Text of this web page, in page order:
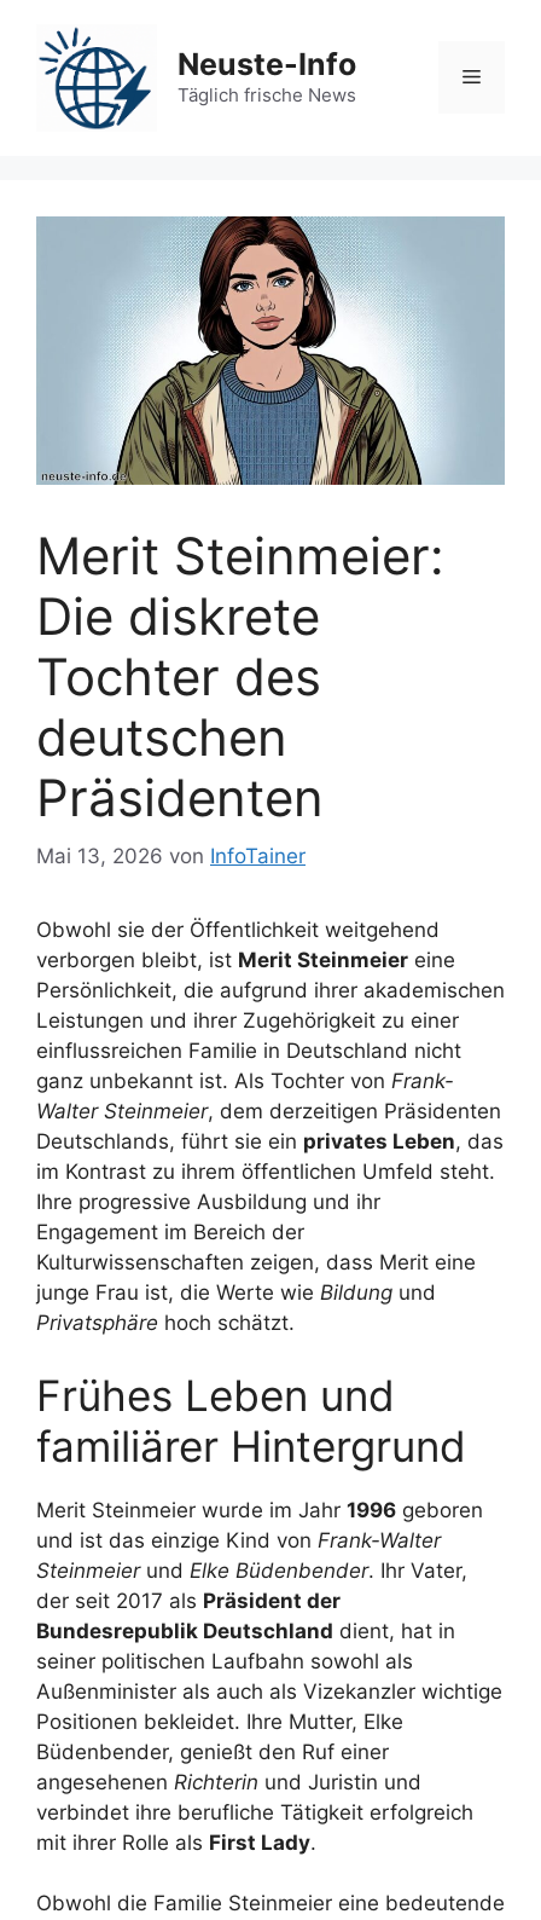
Inhalt
springen
Neuste-Info
Täglich frische News
Menü
Merit Steinmeier:
Die diskrete
Tochter des
deutschen
Präsidenten
Mai 13, 2026 von InfoTainer
Obwohl sie der Öffentlichkeit weitgehend
verborgen bleibt, ist Merit Steinmeier eine
Persönlichkeit, die aufgrund ihrer akademischen
Leistungen und ihrer Zugehörigkeit zu einer
einflussreichen Familie in Deutschland nicht
ganz unbekannt ist. Als Tochter von Frank-
Walter Steinmeier, dem derzeitigen Präsidenten
Deutschlands, führt sie ein privates Leben, das
im Kontrast zu ihrem öffentlichen Umfeld steht.
Ihre progressive Ausbildung und ihr
Engagement im Bereich der
Kulturwissenschaften zeigen, dass Merit eine
junge Frau ist, die Werte wie Bildung und
Privatsphäre hoch schätzt.
Frühes Leben und
familiärer Hintergrund
Merit Steinmeier wurde im Jahr 1996 geboren
und ist das einzige Kind von Frank-Walter
Steinmeierund Elke Büdenbender. Ihr Vater,
der seit 2017 als Präsident der
Bundesrepublik Deutschland dient, hat in
seiner politischen Laufbahn sowohl als
Außenminister als auch als Vizekanzler wichtige
Positionen bekleidet. Ihre Mutter, Elke
Büdenbender, genießt den Ruf einer
angesehenen Richterin und Juristin und
verbindet ihre berufliche Tätigkeit erfolgreich
mit ihrer Rolle als First Lady.
Obwohl die Familie Steinmeier eine bedeutende